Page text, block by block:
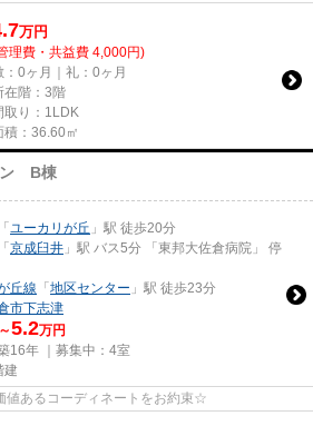
万円
理費・共益費 4,000円)
：0ヶ月｜礼：0ヶ月
在階：3階
取り：1LDK
積：36.60㎡
ン B棟
「 ユーカリが丘 」駅 徒歩20分
「 京成臼井 」駅 バス5分 「東邦大佐倉病院」 停
丘線 「 地区センター 」駅 徒歩23分
市下志津
5.2万円
16年 ｜募集中： 4室
建
あるコーディネートをお約束☆